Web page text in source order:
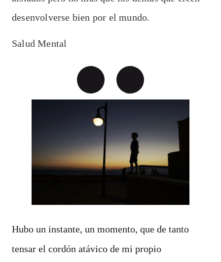
desenvolverse bien por el mundo.
Salud Mental
Hubo un instante, un momento, que de tanto
tensar el cordón atávico de mi propio